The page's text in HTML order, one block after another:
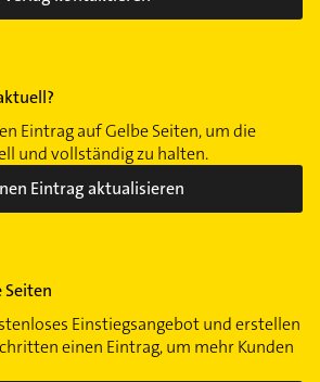
Eintrag auf Gelbe Seiten, um die
und vollständig zu halten.
Eintrag aktualisieren
Seiten
Einstiegsangebot und erstellen
einen Eintrag, um mehr Kunden